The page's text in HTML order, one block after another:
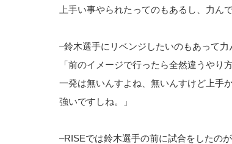
上手い事やられたってのもあるし、力ん
–鈴木選手にリベンジしたいのもあって
「前のイメージで行ったら全然違うやり
一発は無いんすよね、無いんすけど上手
強いですしね。」
–RISEでは鈴木選手の前に試合をしたの